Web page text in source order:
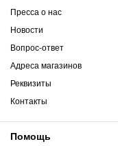
Пресса о нас
Новости
Вопрос-ответ
Адреса магазинов
Реквизиты
Контакты
Помощь